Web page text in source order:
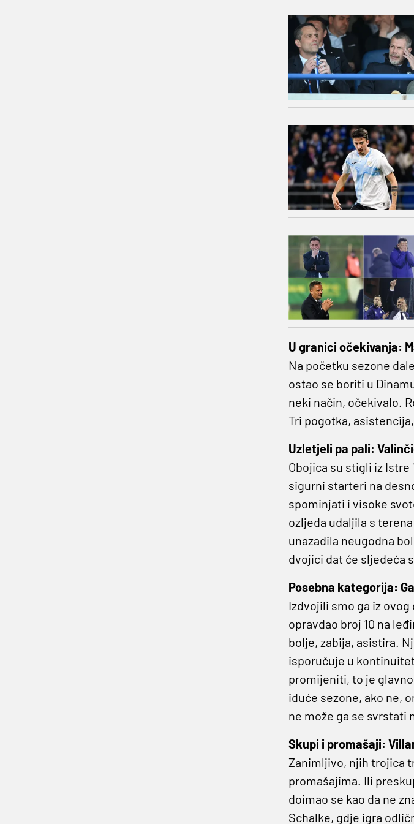
U granici očekivanja:
Na početku sezone
ostao se boriti u
neki način, očekivalo.
Tri pogotka,
Uzletjeli pa pali:
Obojica su stigli iz
sigurni starteri na
spominjati i visoke
ozljeda udaljila s
unazadila neugodna
dvojici dat će sljedeća
Posebna kategorija:
Izdvojili smo ga iz
opravdao broj 10 na
bolje, zabija, asistira.
isporučuje u
promijeniti, to je
iduće sezone, ako ne,
ne može ga se svrstati
Skupi i promašaji:
Zanimljivo, njih trojica
promašajima. Ili
doimao se kao da ne
Schalke, gdje igra